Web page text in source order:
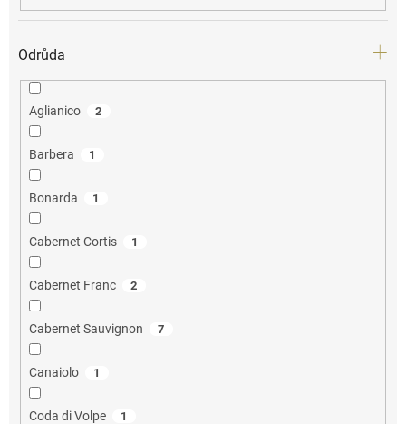
Odrůda
Aglianico 2
Barbera 1
Bonarda 1
Cabernet Cortis 1
Cabernet Franc 2
Cabernet Sauvignon 7
Canaiolo 1
Coda di Volpe 1